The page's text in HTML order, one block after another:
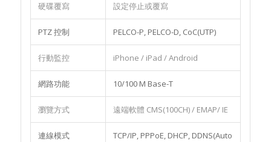
硬碟覆寫 設定停止或覆寫
PTZ 控制 PELCO-P, PELCO-D, CoC(UTP)
行動監控 iPhone / iPad / Android
網路功能 10/100 M Base-T
瀏覽方式 遠端軟體 CMS(100CH) / EMAP/ IE
連線模式
TCP/IP, PPPoE, DHCP, DDNS(Auto